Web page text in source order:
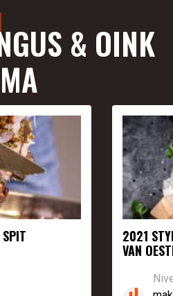
& OINK
2021
VAN